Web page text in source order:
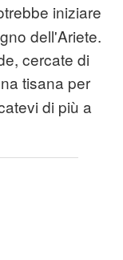
iniziare
dell'Ariete.
cercate di
tisana per
di più a